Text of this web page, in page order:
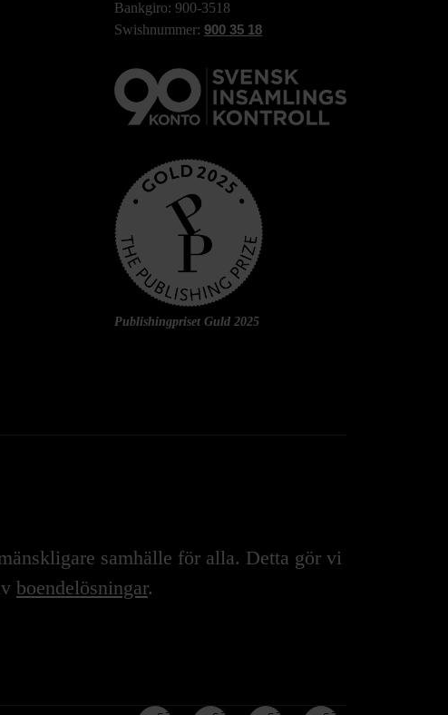
Bankgiro: 900-3518
Swishnummer: 900 35 18
Publishingpriset Guld 2025
samhälle för alla. Detta gör vi
boendelösningar.